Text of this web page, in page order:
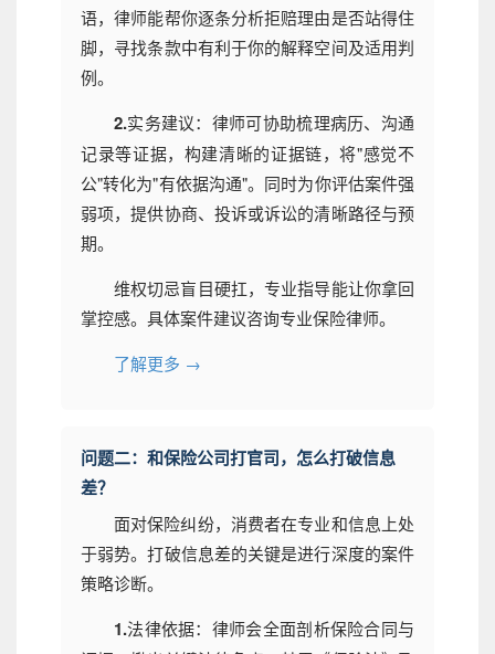
语，律师能帮你逐条分析拒赔理由是否站得住
脚，寻找条款中有利于你的解释空间及适用判
例。
2.实务建议：律师可协助梳理病历、沟通
记录等证据，构建清晰的证据链，将"感觉不
公"转化为"有依据沟通"。同时为你评估案件强
弱项，提供协商、投诉或诉讼的清晰路径与预
期。
维权切忌盲目硬扛，专业指导能让你拿回
掌控感。具体案件建议咨询专业保险律师。
了解更多 →
问题二：和保险公司打官司，怎么打破信息
差？
面对保险纠纷，消费者在专业和信息上处
于弱势。打破信息差的关键是进行深度的案件
策略诊断。
1.法律依据：律师会全面剖析保险合同与